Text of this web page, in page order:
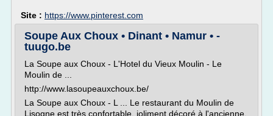
Site : https://www.pinterest.com
Soupe Aux Choux • Dinant • Namur • -
tuugo.be
La Soupe aux Choux - L'Hotel du Vieux Moulin - Le
Moulin de ...
http://www.lasoupeauxchoux.be/
La Soupe aux Choux - L ... Le restaurant du Moulin de
Lisogne est très confortable, joliment décoré à l'ancienne,